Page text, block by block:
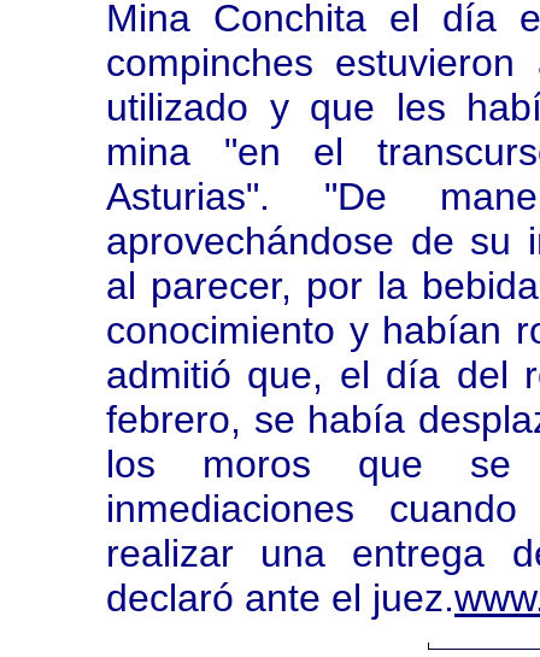
Mina Conchita el día
compinches
utilizado y que les
mina "en el
Asturias". "De
aprovechándose de su
al parecer, por la
conocimiento y habían
admitió que, el día del
febrero, se había
los moros que se
inmediaciones
realizar una entrega
declaró ante el juez.